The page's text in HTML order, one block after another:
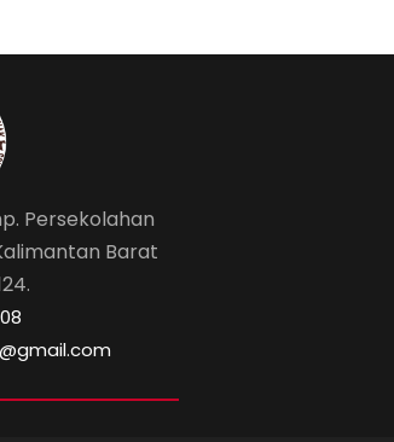
Persekolahan
Barat